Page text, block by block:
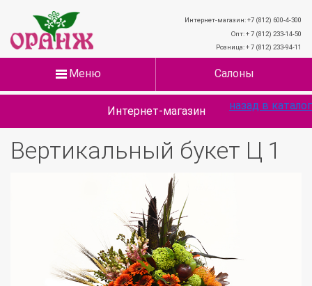
Интернет-магазин: +7 (812) 600-4-300
Опт: + 7 (812) 233-14-50
Розница: + 7 (812) 233-94-11
Меню Салоны
Интернет-магазин
Вертикальный букет Ц 1
назад в каталог